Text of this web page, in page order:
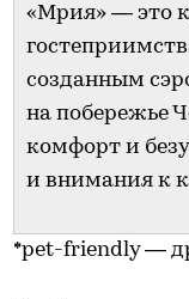
«Мрия» — это
созданным
на побережье
комфорт и
и внимания к
*pet-friendly —